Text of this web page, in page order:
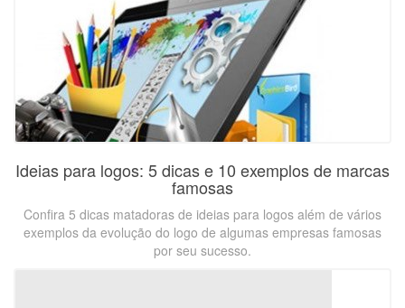
Ideias para logos: 5 dicas e 10 exemplos de marcas
famosas
Confira 5 dicas matadoras de ideias para logos além de vários
exemplos da evolução do logo de algumas empresas famosas
por seu sucesso.